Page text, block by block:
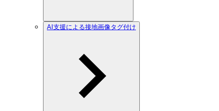
AI支援による接地画像タグ付け